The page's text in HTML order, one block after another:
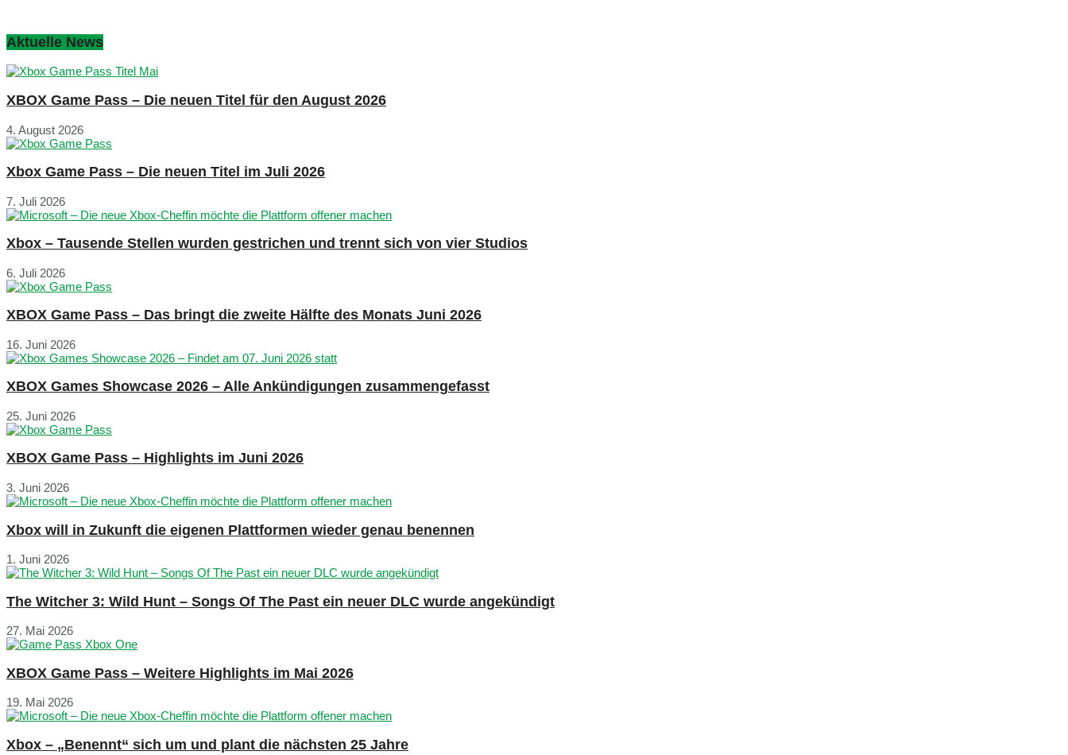
Aktuelle News
XBOX Game Pass – Die neuen Titel für den August 2026
4. August 2026
Xbox Game Pass – Die neuen Titel im Juli 2026
7. Juli 2026
Xbox – Tausende Stellen wurden gestrichen und trennt sich von vier Studios
6. Juli 2026
XBOX Game Pass – Das bringt die zweite Hälfte des Monats Juni 2026
16. Juni 2026
XBOX Games Showcase 2026 – Alle Ankündigungen zusammengefasst
25. Juni 2026
XBOX Game Pass – Highlights im Juni 2026
3. Juni 2026
Xbox will in Zukunft die eigenen Plattformen wieder genau benennen
1. Juni 2026
The Witcher 3: Wild Hunt – Songs Of The Past ein neuer DLC wurde angekündigt
27. Mai 2026
XBOX Game Pass – Weitere Highlights im Mai 2026
19. Mai 2026
Xbox – „Benennt“ sich um und plant die nächsten 25 Jahre